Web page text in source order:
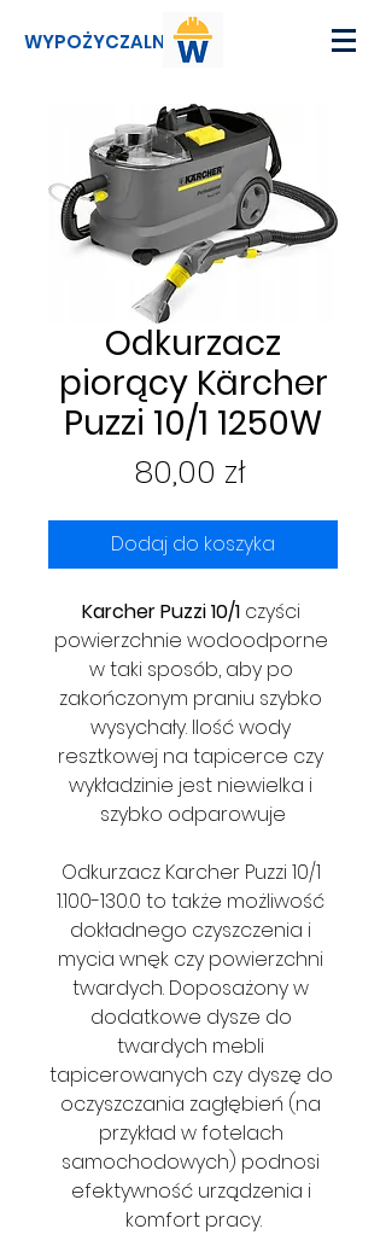
WYPOŻYCZALNI
Odkurzacz
piorący Kärcher
Puzzi 10/1 1250W
80,00 złCena
Dodaj do koszyka
Karcher Puzzi 10/1 czyści
powierzchnie wodoodporne
w taki sposób, aby po
zakończonym praniu szybko
wysychały. Ilość wody
resztkowej na tapicerce czy
wykładzinie jest niewielka i
szybko odparowuje
Odkurzacz Karcher Puzzi 10/1
1.100-130.0 to także możliwość
dokładnego czyszczenia i
mycia wnęk czy powierzchni
twardych. Doposażony w
dodatkowe dysze do
twardych mebli
tapicerowanych czy dyszę do
oczyszczania zagłębień (na
przykład w fotelach
samochodowych) podnosi
efektywność urządzenia i
komfort pracy.